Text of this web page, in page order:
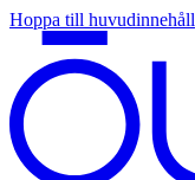
Hoppa till huvudinnehåll